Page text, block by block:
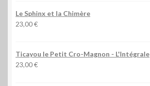
Le Sphinx et la Chimère
23,00€
Ticayou le Petit Cro-Magnon - L'Intégrale
23,00€